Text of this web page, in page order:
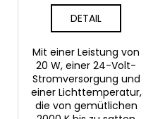
DETAIL
Mit einer Leistung von
20 W, einer 24-Volt-
Stromversorgung und
einer Lichttemperatur,
die von gemütlichen